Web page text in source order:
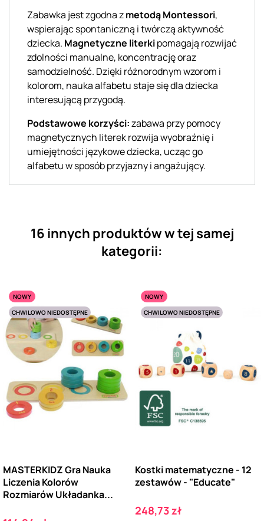
Zabawka jest zgodna zmetodą Montessori,
wspierając spontaniczną i twórczą aktywność
dziecka. Magnetyczne literkipomagają rozwijać
zdolności manualne, koncentrację oraz
samodzielność. Dzięki różnorodnym wzorom i
kolorom, nauka alfabetu staje się dla dziecka
interesującą przygodą.
Podstawowe korzyści:zabawa przy pomocy
magnetycznych literek rozwija wyobraźnię i
umiejętności językowe dziecka, ucząc go
alfabetu w sposób przyjazny i angażujący.
16 innych produktów w tej samej
kategorii:
NOWY
CHWILOWO NIEDOSTĘPNE
MASTERKIDZ Gra Nauka
Liczenia Kolorów
Rozmiarów Układanka...
NOWY
CHWILOWO NIEDOSTĘPNE
Kostki matematyczne - 12
zestawów - "Educate"
Cena
248,73 zł